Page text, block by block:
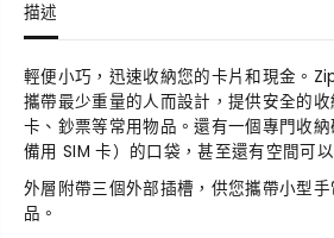
o
u
c
h
P
o
收
納
u
c
h
P
r
o
收
描述
輕便小巧，迅速收納您的卡片和現金。
攜帶最少重量的人而設計，提供安全的
卡、鈔票等常用物品。還有一個專門收
備用 SIM 卡）的口袋，甚至還有空間可以
外層附帶三個外部插槽，供您攜帶小型
品。